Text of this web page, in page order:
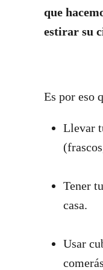
que
estirar su
Es por eso
Llevar
Tener
casa.
Usar